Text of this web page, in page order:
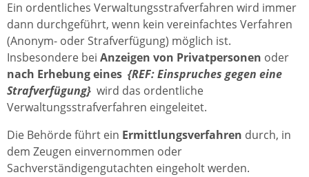
Ein ordentliches Verwaltungsstrafverfahren wird immer
dann durchgeführt, wenn kein vereinfachtes Verfahren
(Anonym- oder Strafverfügung) möglich ist.
Insbesondere bei Anzeigen von Privatpersonen oder
nach Erhebung eines {REF: Einspruches gegen eine
Strafverfügung} wird das ordentliche
Verwaltungsstrafverfahren eingeleitet.
Die Behörde führt ein Ermittlungsverfahren durch, in
dem Zeugen einvernommen oder
Sachverständigengutachten eingeholt werden.